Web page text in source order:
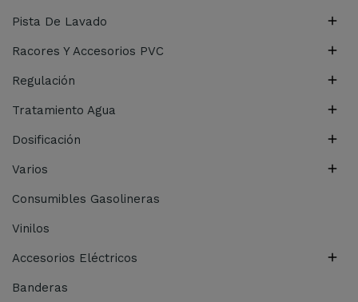
Pista De Lavado 
Racores Y Accesorios PVC 
Regulación 
Tratamiento Agua 
Dosificación 
Varios 
Consumibles Gasolineras
Vinilos
Accesorios Eléctricos 
Banderas